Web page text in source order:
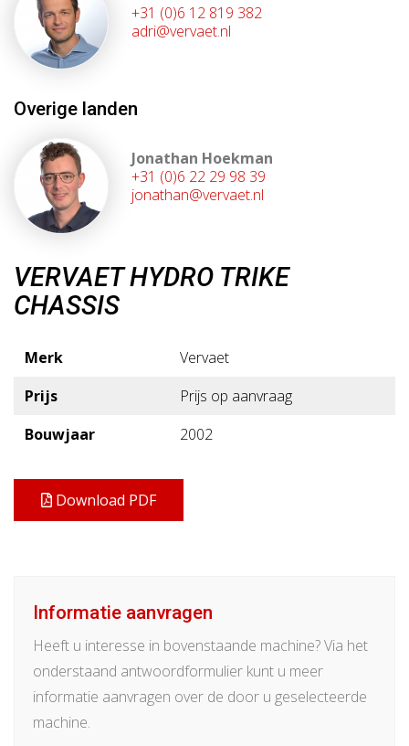
+31 (0)6 12 819 382
adri@vervaet.nl
Overige landen
Jonathan Hoekman
+31 (0)6 22 29 98 39
jonathan@vervaet.nl
VERVAET HYDRO TRIKE
CHASSIS
Merk
Vervaet
Prijs
Prijs op aanvraag
Bouwjaar
2002
Download PDF
Informatie aanvragen
Heeft u interesse in bovenstaande machine? Via het
onderstaand antwoordformulier kunt u meer
informatie aanvragen over de door u geselecteerde
machine.